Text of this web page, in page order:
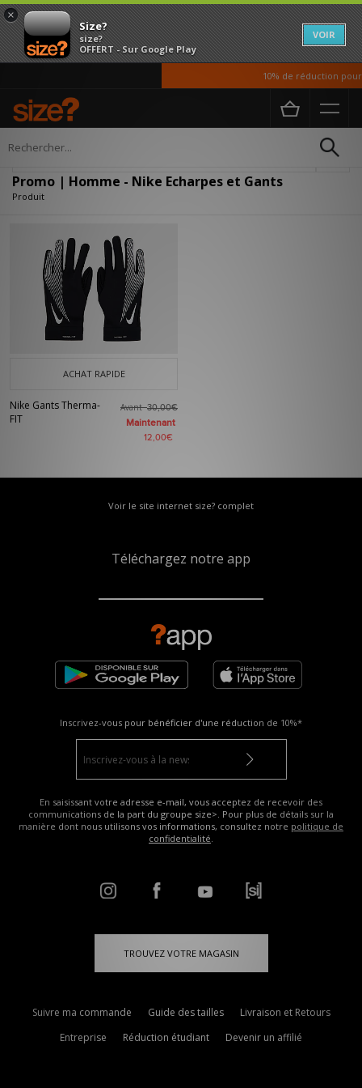
×
Size?
size?
OFFERT - Sur Google Play
VOIR
10% de réduction pour
Accueil Homme
Promo | Homme - Nike Echarpes et Gants
Produit
ACHAT RAPIDE
Nike Gants Therma-
FIT
Avant30,00€
Maintenant
12,00€
Voir le site internet size? complet
Téléchargez notre app
Inscrivez-vous pour bénéficier d'une réduction de 10%*
En saisissant votre adresse e-mail, vous acceptez de recevoir des
communications de la part du groupe size>. Pour plus de détails sur la
manière dont nous utilisons vos informations, consultez notre politique de
confidentialité.
TROUVEZ VOTRE MAGASIN
Suivre ma commande Guide des tailles
Livraison et Retours
Entreprise
Réduction étudiant Devenir un affilié